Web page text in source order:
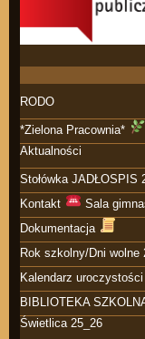
RODO
*Zielona Pracownia*
Aktualności
Stołówka JADŁOSPIS
Kontakt
Sala
Dokumentacja
Rok szkolny/Dni wolne
Kalendarz
BIBLIOTEKA
Świetlica 25_26